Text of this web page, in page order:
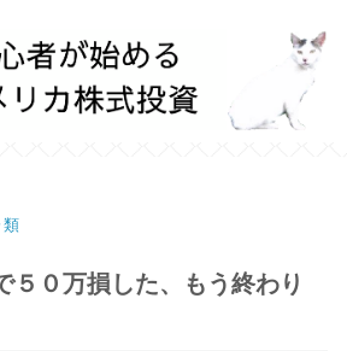
５０万損した、もう終わり